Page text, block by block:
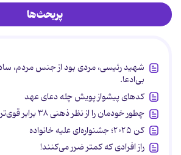
پربحث‌ها
شهید رئیسی، مردی بود از جنس مردم،
بی‌ادعا.
کدهای پیشواز پویش چله دعای عهد
چطور خودمان را از نظر ذهنی ۳۸ برابر قوی‌تر کنیم؟
کن ۲۰۲۵؛ جشنواره‌ای علیه خانواده
راز افرادی که کمتر ضرر می‌کنند!